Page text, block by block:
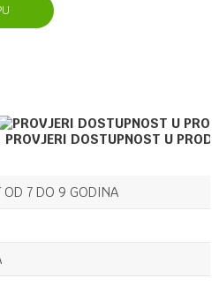
PROVJERI DOSTUPNOST U
OD 7 DO 9 GODINA